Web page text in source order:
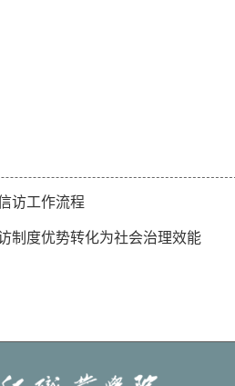
访工作流程
制度优势转化为社会治理效能